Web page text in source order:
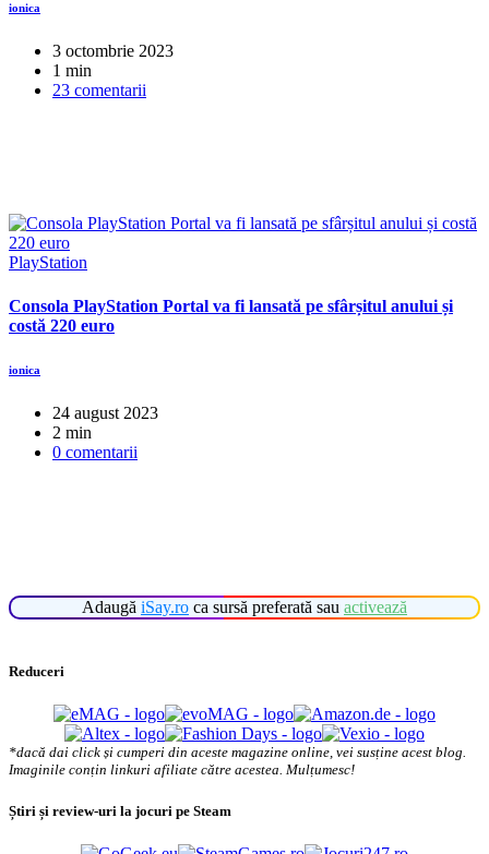
ionica
3 octombrie 2023
1 min
23 comentarii
PlayStation
Consola PlayStation Portal va fi lansată pe sfârșitul anului și
costă 220 euro
ionica
24 august 2023
2 min
0 comentarii
Adaugă iSay.ro ca sursă preferată sau activează
Reduceri
*dacă dai click și cumperi din aceste magazine online, vei susține acest blog.
Imaginile conțin linkuri afiliate către acestea. Mulțumesc!
Știri și review-uri la jocuri pe Steam